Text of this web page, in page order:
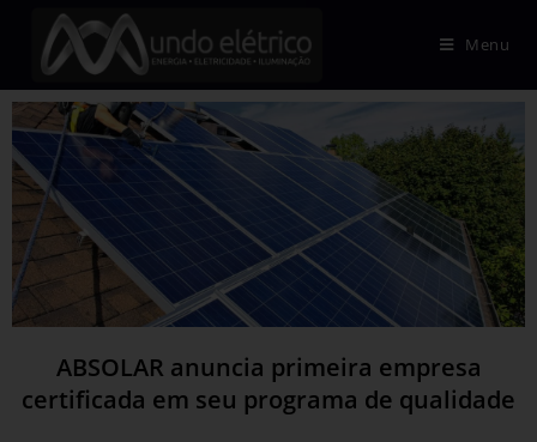
Menu
ABSOLAR anuncia primeira empresa
certificada em seu programa de qualidade